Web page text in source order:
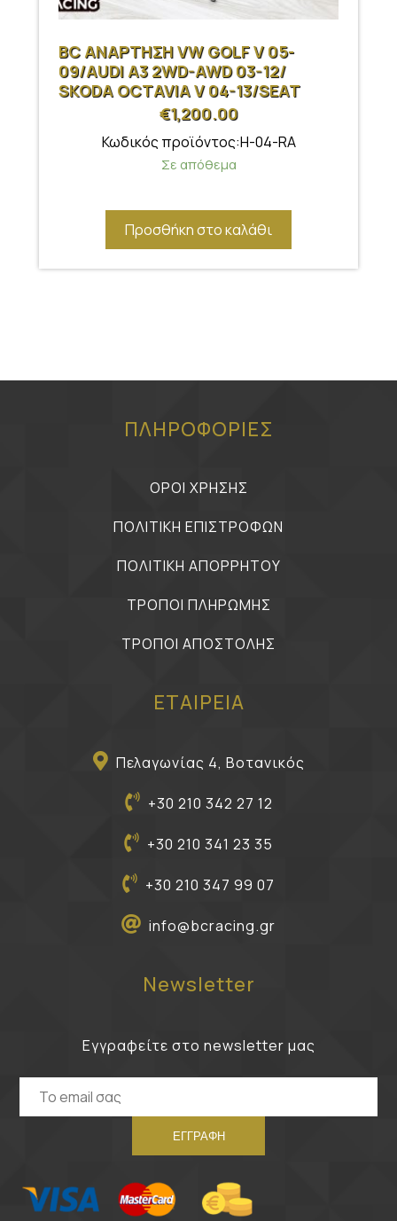
BC ΑΝΑΡΤΗΣΗ VW GOLF V 05-
09/AUDI A3 2WD-AWD 03-12/
SKODA OCTAVIA V 04-13/SEAT
€1,200.00
Κωδικός προϊόντος:H-04-RA
Σε απόθεμα
Προσθήκη στο καλάθι
ΠΛΗΡΟΦΟΡΙΕΣ
ΟΡΟΙ ΧΡΗΣΗΣ
ΠΟΛΙΤΙΚΗ ΕΠΙΣΤΡΟΦΩΝ
ΠΟΛΙΤΙΚΗ ΑΠΟΡΡΗΤΟΥ
ΤΡΟΠΟΙ ΠΛΗΡΩΜΗΣ
ΤΡΟΠΟΙ ΑΠΟΣΤΟΛΗΣ
ΕΤΑΙΡΕΙΑ
Πελαγωνίας 4, Βοτανικός
+30 210 342 27 12
+30 210 341 23 35
+30 210 347 99 07
info@bcracing.gr
Newsletter
Εγγραφείτε στο newsletter μας